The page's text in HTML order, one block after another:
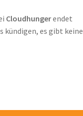
Cloudhungerendet
kündigen, es gibt keine